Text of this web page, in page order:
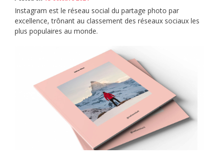
Instagram est le réseau social du partage photo par
excellence, trônant au classement des réseaux sociaux les
plus populaires au monde.